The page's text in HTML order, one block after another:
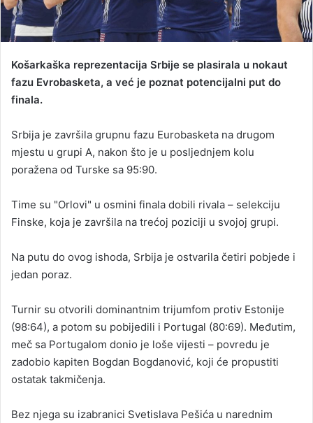
​Košarkaška reprezentacija Srbije se plasirala u nokaut
fazu Evrobasketa, a već je poznat potencijalni put do
finala.
Srbija je završila grupnu fazu Eurobasketa na drugom
mjestu u grupi A, nakon što je u posljednjem kolu
poražena od Turske sa 95:90.
Time su "Orlovi" u osmini finala dobili rivala – selekciju
Finske, koja je završila na trećoj poziciji u svojoj grupi.
Na putu do ovog ishoda, Srbija je ostvarila četiri pobjede i
jedan poraz.
Turnir su otvorili dominantnim trijumfom protiv Estonije
(98:64), a potom su pobijedili i Portugal (80:69). Međutim,
meč sa Portugalom donio je loše vijesti – povredu je
zadobio kapiten Bogdan Bogdanović, koji će propustiti
ostatak takmičenja.
Bez njega su izabranici Svetislava Pešića u narednim